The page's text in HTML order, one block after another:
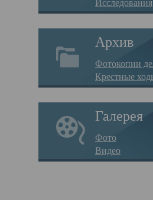
Архив
Фотокопии
Крестные
Галерея
Фото
Видео